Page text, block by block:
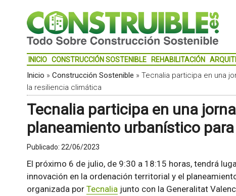
INICIO CONSTRUCCIÓN SOSTENIBLE REHABILITACIÓN
Inicio » Construcción Sostenible » Tecnalia participa en una
la resiliencia climática
Tecnalia participa en una
planeamiento urbanístico
Publicado: 22/06/2023
El próximo 6 de julio, de 9:30 a 18:15 horas, tendrá
innovación en la ordenación territorial y el
organizada por Tecnaliajunto con la Generalitat